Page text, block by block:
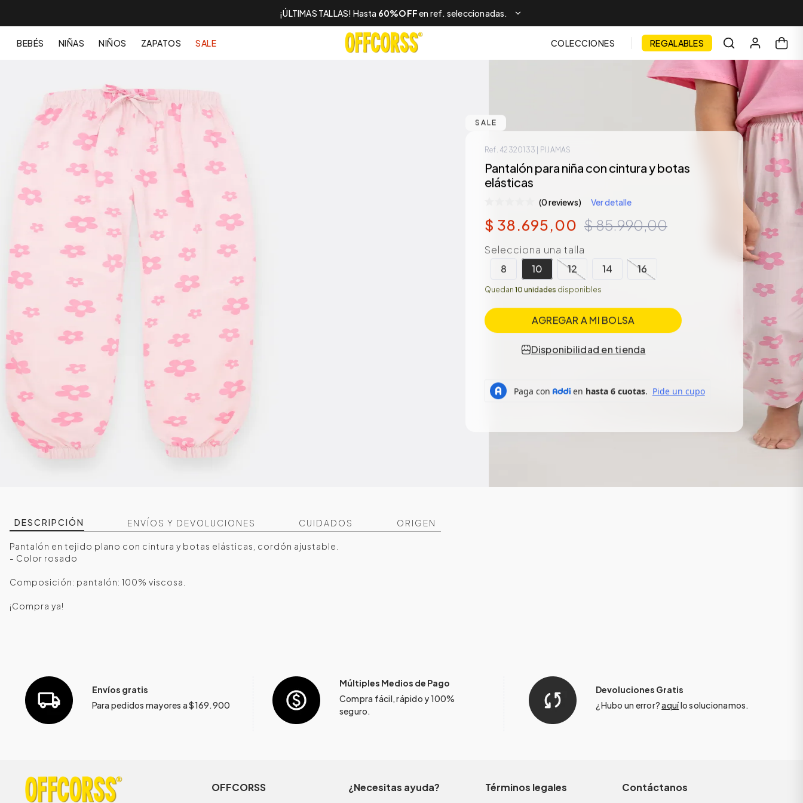
¡ÚLTIMAS TALLAS! Hasta 60%OFFen ref. seleccionadas.
BEBÉS NIÑAS NIÑOS ZAPATOS SALE COLECCIONES REGALABLES
SALE
Ref. 42320133 | PIJAMAS
Pantalón para niña con cintura y botas
elásticas
(0 reviews) Ver detalle
$ 38.695,00 $85.990,00
Selecciona una talla
8
10 12 14 16
Quedan 10 unidades disponibles
AGREGAR A MI BOLSA
Disponibilidad en tienda
DESCRIPCIÓN ENVÍOS Y DEVOLUCIONES CUIDADOS ORIGEN
Pantalón en tejido plano con cintura y botas elásticas, cordón ajustable.
- Color rosado
Composición: pantalón: 100% viscosa.
¡Compra ya!
Envíos gratis
Para pedidos mayores a $169.900
Múltiples Medios de Pago
Compra fácil, rápido y 100%
seguro.
Devoluciones Gratis
¿Hubo un error?aquílo solucionamos.
OFFCORSS ¿Necesitas ayuda? Términos legales Contáctanos